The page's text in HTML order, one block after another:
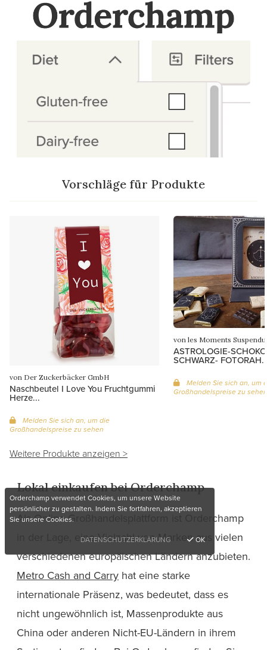
Vorschläge für Produkte
von Der Zuckerbäcker GmbH
Naschbeutel I Love You Fruchtgummi
Herze...
Melden Sie sich an, um die
Großhandelspreise zu sehen
von les Moments
ASTROLOGIE-
SCHWARZ-
Melden Sie sich an, um
Großhandelspreise zu sehen
Weitere Produkte anzeigen >
Lokal einkaufen bei Orderchamp
Als Online-Großhandelsplattform ist Orderchamp
in der Lage, eine Vielzahl von Marken aus vielen
verschiedenen europäischen Ländern anzubieten.
Metro Cash and Carry hat eine starke
internationale Präsenz, was bedeutet, dass es
nicht ungewöhnlich ist, Massenprodukte aus
China oder anderen Nicht-EU-Ländern in ihrem
Orderchamp verwendet Cookies, um unsere Website
persönlicher zu gestalten. Indem Sie fortfahren, akzeptieren
Sie unsere Cookies.
DATENSCHUTZERKLÄRUNG
OK